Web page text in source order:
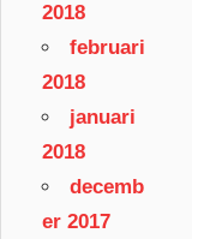
2018
februari
2018
januari
2018
decemb
er 2017